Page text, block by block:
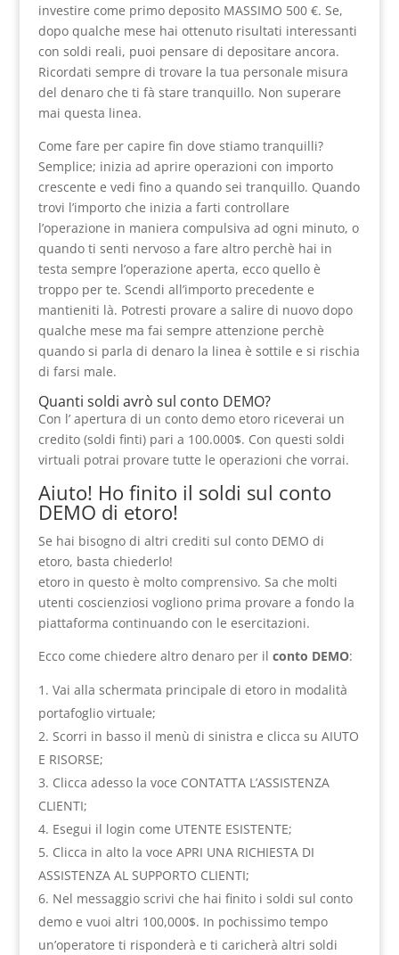
investire come primo deposito MASSIMO 500 €. Se,
dopo qualche mese hai ottenuto risultati interessanti
con soldi reali, puoi pensare di depositare ancora.
Ricordati sempre di trovare la tua personale misura
del denaro che ti fà stare tranquillo. Non superare
mai questa linea.
Come fare per capire fin dove stiamo tranquilli?
Semplice; inizia ad aprire operazioni con importo
crescente e vedi fino a quando sei tranquillo. Quando
trovi l’importo che inizia a farti controllare
l’operazione in maniera compulsiva ad ogni minuto, o
quando ti senti nervoso a fare altro perchè hai in
testa sempre l’operazione aperta, ecco quello è
troppo per te. Scendi all’importo precedente e
mantieniti là. Potresti provare a salire di nuovo dopo
qualche mese ma fai sempre attenzione perchè
quando si parla di denaro la linea è sottile e si rischia
di farsi male.
Quanti soldi avrò sul conto DEMO?
Con l’ apertura di un conto demo etoro riceverai un
credito (soldi finti) pari a 100.000$. Con questi soldi
virtuali potrai provare tutte le operazioni che vorrai.
Aiuto! Ho finito il soldi sul conto
DEMO di etoro!
Se hai bisogno di altri crediti sul conto DEMO di
etoro, basta chiederlo!
etoro in questo è molto comprensivo. Sa che molti
utenti coscienziosi vogliono prima provare a fondo la
piattaforma continuando con le esercitazioni.
Ecco come chiedere altro denaro per il conto DEMO:
Vai alla schermata principale di etoro in modalità
portafoglio virtuale;
Scorri in basso il menù di sinistra e clicca su AIUTO
E RISORSE;
Clicca adesso la voce CONTATTA L’ASSISTENZA
CLIENTI;
Esegui il login come UTENTE ESISTENTE;
Clicca in alto la voce APRI UNA RICHIESTA DI
ASSISTENZA AL SUPPORTO CLIENTI;
Nel messaggio scrivi che hai finito i soldi sul conto
demo e vuoi altri 100,000$. In pochissimo tempo
un’operatore ti risponderà e ti caricherà altri soldi